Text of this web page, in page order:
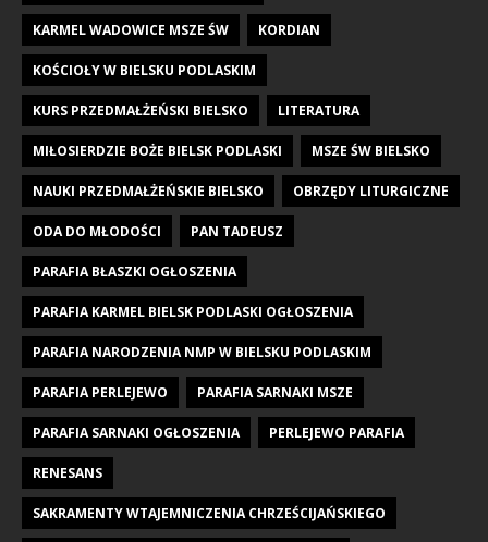
KARMEL WADOWICE MSZE ŚW KORDIAN
KOŚCIOŁY W BIELSKU PODLASKIM
KURS PRZEDMAŁŻEŃSKI BIELSKO LITERATURA
MIŁOSIERDZIE BOŻE BIELSK PODLASKI MSZE ŚW BIELSKO
NAUKI PRZEDMAŁŻEŃSKIE BIELSKO OBRZĘDY LITURGICZNE
ODA DO MŁODOŚCI PAN TADEUSZ
PARAFIA BŁASZKI OGŁOSZENIA
PARAFIA KARMEL BIELSK PODLASKI OGŁOSZENIA
PARAFIA NARODZENIA NMP W BIELSKU PODLASKIM
PARAFIA PERLEJEWO PARAFIA SARNAKI MSZE
PARAFIA SARNAKI OGŁOSZENIA PERLEJEWO PARAFIA
RENESANS
SAKRAMENTY WTAJEMNICZENIA CHRZEŚCIJAŃSKIEGO